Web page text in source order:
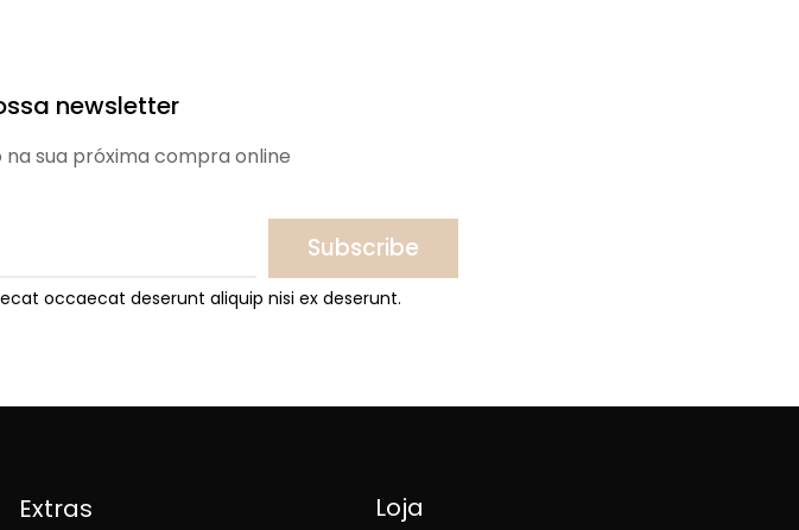
newsletter
sua próxima compra online
Subscribe
occaecat deserunt aliquip nisi ex deserunt.
Extras Loja